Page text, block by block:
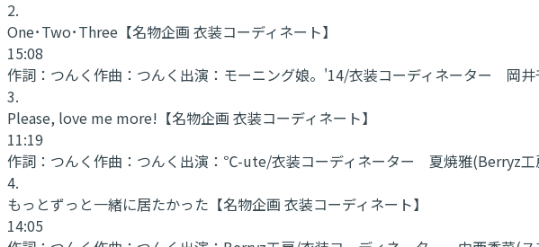
2.
One･Two･Three 【名物企画 衣装コーディネート】
15:08
作詞： つんく作曲： つんく 出演： モーニング娘。'14/衣装コーディネーター 岡
3.
Please, love me more! 【名物企画 衣装コーディネート】
11:19
作詞： つんく作曲： つんく 出演： ℃-ute/衣装コーディネーター 夏焼雅(Berryz工
4.
もっとずっと一緒に居たかった 【名物企画 衣装コーディネート】
14:05